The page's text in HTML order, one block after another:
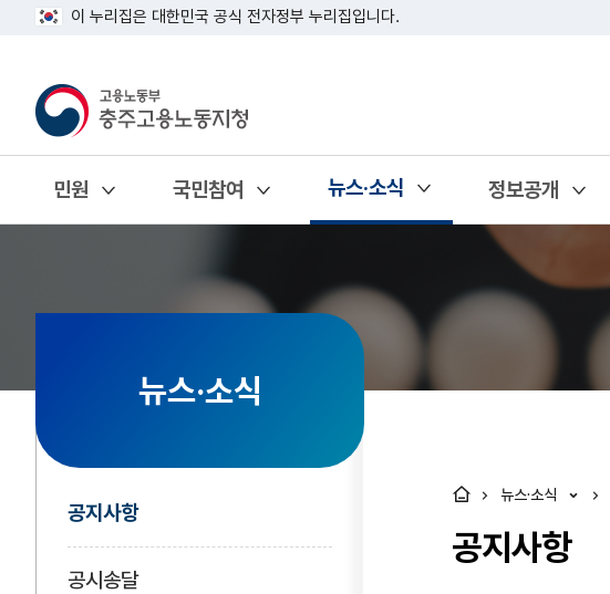
이 누리집은 대한민국 공식 전자정부 누리집입니다.
민원
열기
국민참여
열기
뉴스·소식
열기 정보공개
열기
뉴스·소식
공지사항
공시송달
공지사항
뉴스·소식